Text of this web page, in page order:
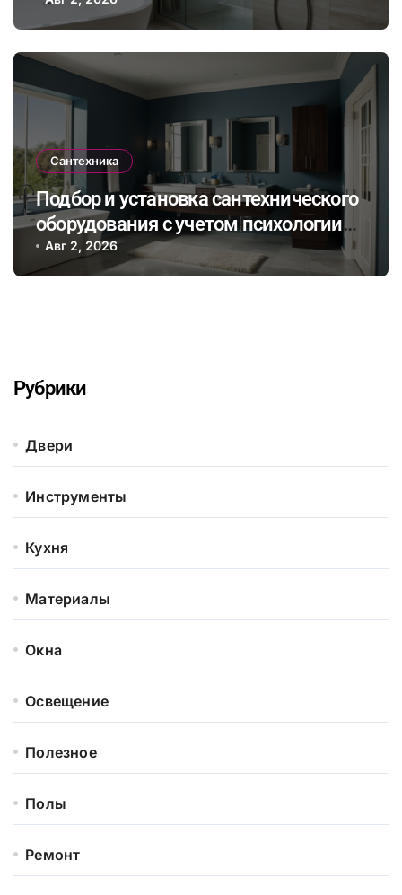
Сантехника
Подбор и установка сантехнического
оборудования с учетом психологии
цвета для создания уютной ванной
комнаты
Авг 2, 2026
Рубрики
Двери
Инструменты
Кухня
Материалы
Окна
Освещение
Полезное
Полы
Ремонт